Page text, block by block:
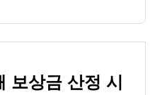
보상금 산정 시